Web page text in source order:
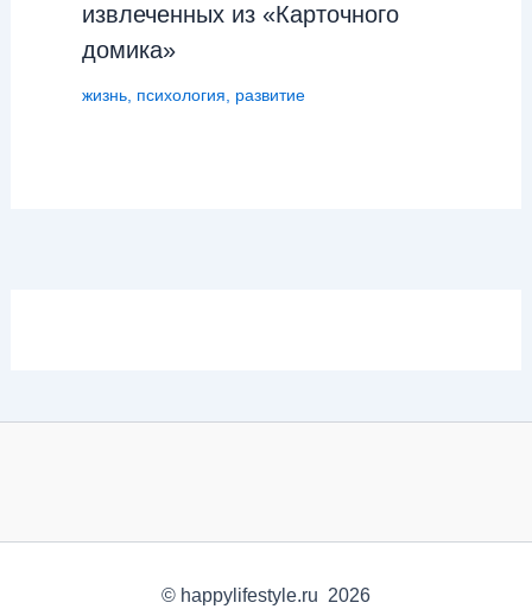
извлеченных из «Карточного
домика»
жизнь, психология, развитие
© happylifestyle.ru 2026